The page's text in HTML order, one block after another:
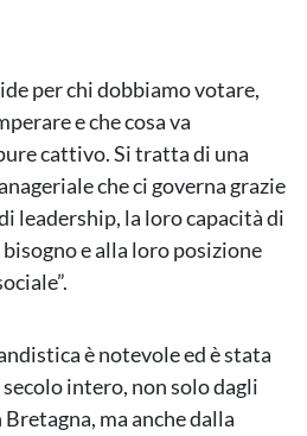
per chi dobbiamo votare,
e che cosa va
cattivo. Si tratta di una
che ci governa grazie
leadership, la loro capacità di
bisogno e alla loro posizione
è notevole ed è stata
intero, non solo dagli
ma anche dalla